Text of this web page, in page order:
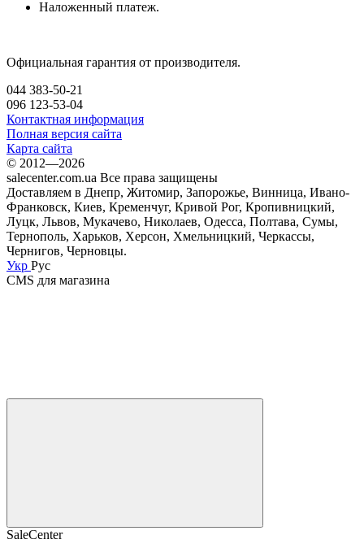
Наложенный платеж.
Официальная гарантия от производителя.
044 383-50-21
096 123-53-04
Контактная информация
Полная версия сайта
Карта сайта
© 2012—2026
salecenter.com.ua Все права защищены
Доставляем в Днепр, Житомир, Запорожье, Винница, Ивано-
Франковск, Киев, Кременчуг, Кривой Рог, Кропивницкий,
Луцк, Львов, Мукачево, Николаев, Одесса, Полтава, Сумы,
Тернополь, Харьков, Херсон, Хмельницкий, Черкассы,
Чернигов, Черновцы.
Укр Рус
CMS для магазина
SaleCenter